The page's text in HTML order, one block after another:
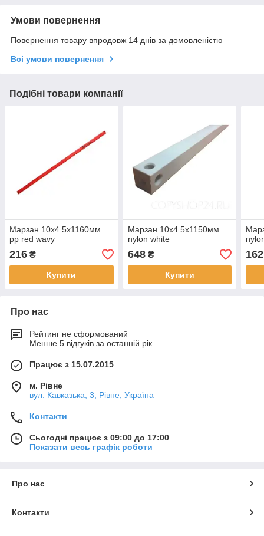
Умови повернення
Повернення товару впродовж 14 днів за домовленістю
Всі умови повернення
Подібні товари компанії
Марзан 10х4.5х1160мм.
pp red wavy
216 ₴
Купити
Марзан 10х4.5х1150мм.
nylon white
648₴
Купити
162
Про нас
Рейтинг не сформований
Менше 5 відгуків за останній рік
Працює з 15.07.2015
м. Рівне
вул. Кавказька, 3, Рівне, Україна
Контакти
Сьогодні працює з 09:00 до 17:00
Показати весь графік роботи
Про нас
Контакти